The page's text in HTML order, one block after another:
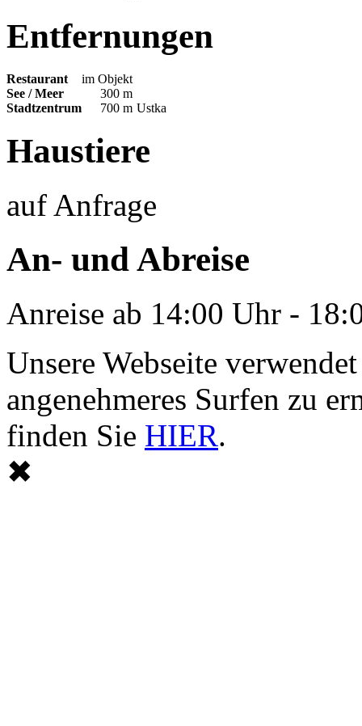
Entfernungen
Restaurant
im Objekt
See / Meer
300 m
Stadtzentrum
700 m Ustka
Haustiere
auf Anfrage
An- und Abreise
Anreise ab 14:00 Uhr -
Unsere Webseite
angenehmeres Surfen zu
finden Sie HIER.
✖